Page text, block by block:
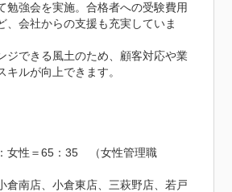
勉強会を実施。合格者への受験費用
、会社からの支援も充実していま
ジできる風土のため、顧客対応や業
キルが向上できます。
女性＝65：35　（女性管理職
倉南店、小倉東店、三萩野店、若戸